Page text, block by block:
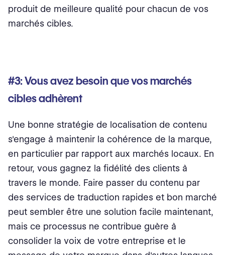
produit de meilleure qualité pour chacun de vos
marchés cibles.
#3: Vous avez besoin que vos marchés
cibles adhèrent
Une bonne stratégie de localisation de contenu
s'engage à maintenir la cohérence de la marque,
en particulier par rapport aux marchés locaux. En
retour, vous gagnez la fidélité des clients à
travers le monde. Faire passer du contenu par
des services de traduction rapides et bon marché
peut sembler être une solution facile maintenant,
mais ce processus ne contribue guère à
consolider la voix de votre entreprise et le